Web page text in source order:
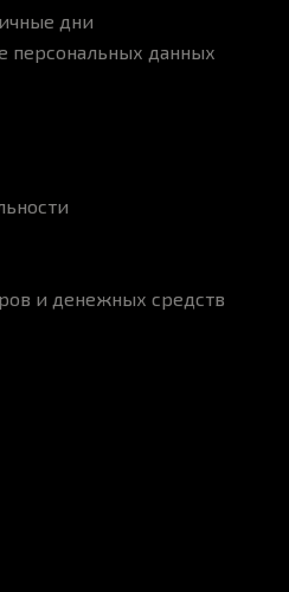
дни
персональных данных
и денежных средств